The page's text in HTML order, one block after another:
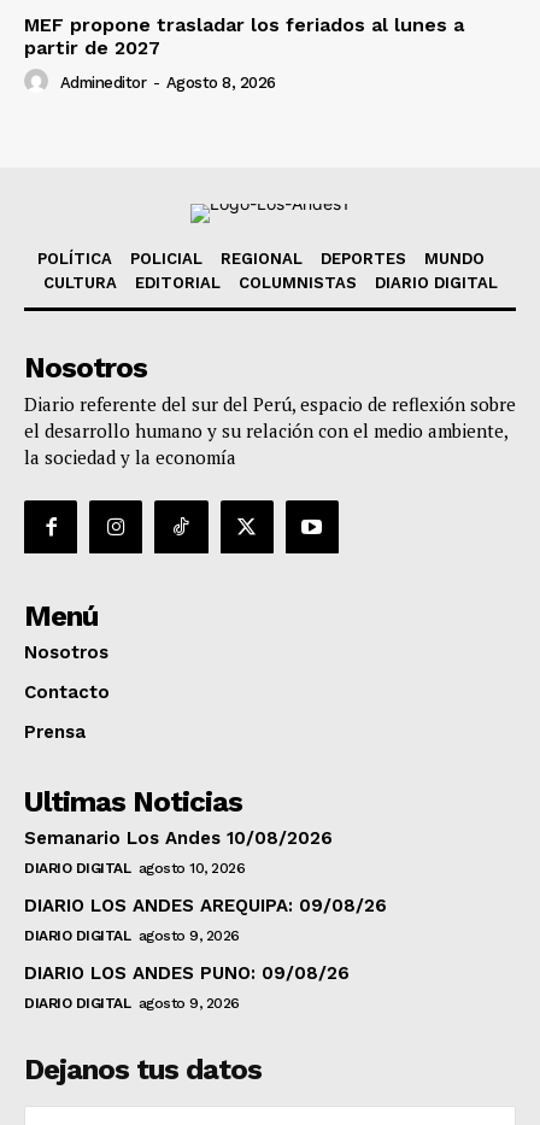
MEF propone trasladar los feriados al lunes a
partir de 2027
Admineditor - Agosto 8, 2026
POLÍTICA POLICIAL REGIONAL DEPORTES
MUNDO
CULTURA
EDITORIAL COLUMNISTAS DIARIO DIGITAL
Nosotros
Diario referente del sur del Perú, espacio de reflexión sobre
el desarrollo humano y su relación con el medio ambiente,
la sociedad y la economía
Menú
Nosotros
Contacto
Prensa
Ultimas Noticias
Semanario Los Andes 10/08/2026
DIARIO DIGITAL agosto 10, 2026
DIARIO LOS ANDES AREQUIPA: 09/08/26
DIARIO DIGITAL agosto 9, 2026
DIARIO LOS ANDES PUNO: 09/08/26
DIARIO DIGITAL agosto 9, 2026
Dejanos tus datos